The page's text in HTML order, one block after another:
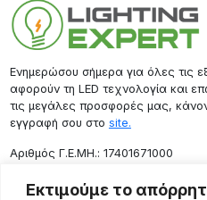
Εκτιμούμε το
Ενημερώσου σήμερα για όλες τις
αφορούν τη LED τεχνολογία και
τις μεγάλες προσφορές μας,
εγγραφή σου στο site.
Aριθμός Γ.Ε.ΜΗ.: 17401671000
Επικοινωνία